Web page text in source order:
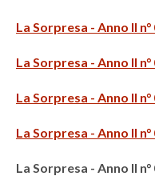
La Sorpresa - Anno II
La Sorpresa - Anno II
La Sorpresa - Anno II
La Sorpresa - Anno II
La Sorpresa - Anno II n°